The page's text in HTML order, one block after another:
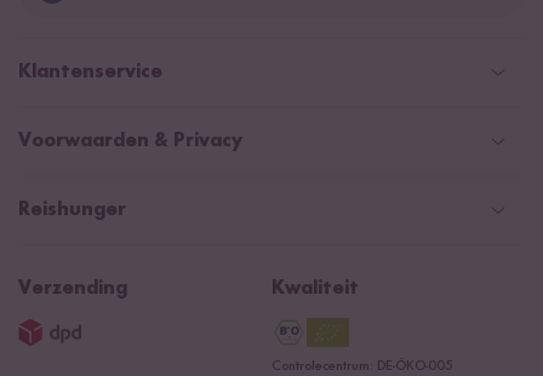
Duitsland
Nederland
Klantenservice
Help Center (FAQ)
Betaalmethoden
Reishunger lexicon
Contacteer ons
Voorwaarden & Privacy
Retourneren
Privacy
Impressum
Reishunger
Verzending
Kwaliteit
Controlecentrum: DE-ÖKO-005